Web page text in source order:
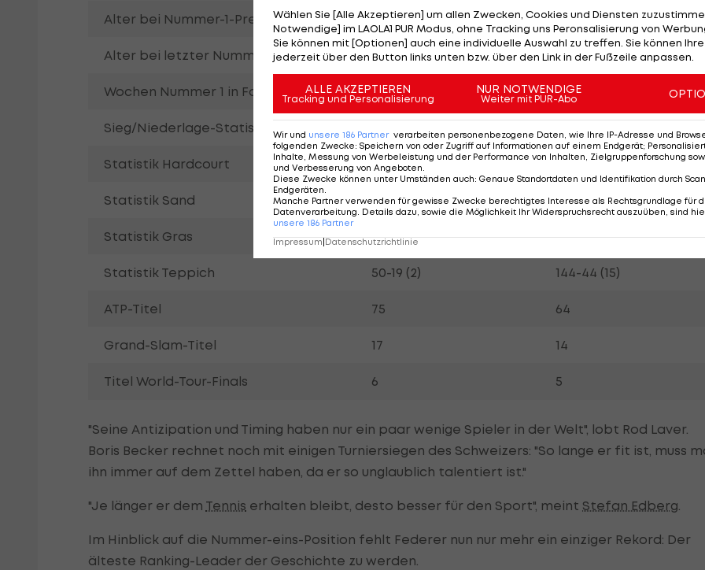
Alter bei Nummer-1-Premiere 22 Jahre, 5 Monate 21 Jahre, 8 Monate
Alter bei letzter Nummer 1 30 Jahre, 11 Monate 29 Jahre, 3 Monate
Wochen Nummer 1 in Folge 237 102
Sieg/Niederlage-Statistik 853-192 (81,6%) 762-222 (77,4%)
Statistik Hardcourt 515-104 (51 Titel) 427-104 (36 Titel)
Statistik Sand 176-53 (10) 90-54 (3)
Statistik Gras 112-16 (12) 101-20 (10)
Statistik Teppich 50-19 (2) 144-44 (15)
ATP-Titel 75 64
Grand-Slam-Titel 17 14
Titel World-Tour-Finals 6 5
"Seine Antizipation und Timing haben nur ein paar wenige Spieler in der Welt", lobt Rod Laver.
Boris Becker rechnet noch mit einigen Turniersiegen des Schweizers: "So lange er fit ist, muss
ihn immer auf dem Zettel haben, da er so unglaublich talentiert ist."
"Je länger er dem Tennis erhalten bleibt, desto besser für den Sport", meint Stefan Edberg.
Im Hinblick auf die Nummer-eins-Position fehlt Federer nun nur mehr ein einziger Rekord: Der
älteste Ranking-Leader der Geschichte zu werden.
Wählen Sie [Alle Akzeptieren] um allen Zwecken, Cookies und Diensten
Notwendige] im LAOLA1 PUR Modus, ohne Tracking uns Peronsalisierung von
Sie können mit [Optionen] auch eine individuelle Auswahl zu treffen. Sie können
jederzeit über den Button links unten bzw. über den Link in der Fußzeile anpassen.
ALLE AKZEPTIEREN
Tracking und Personalisierung
NUR NOTWENDIGE
Weiter mit PUR-Abo
Wir und unsere 186 Partner verarbeiten personenbezogene Daten, wie Ihre IP-Adresse und
folgenden Zwecke: Speichern von oder Zugriff auf Informationen auf einem Endgerät;
Inhalte, Messung von Werbeleistung und der Performance von Inhalten, Zielgruppenforschung
und Verbesserung von Angeboten.
Diese Zwecke können unter Umständen auch: Genaue Standortdaten und Identifikation durch
Endgeräten.
Manche Partner verwenden für gewisse Zwecke berechtigtes Interesse als Rechtsgrundlage für
Datenverarbeitung. Details dazu, sowie die Möglichkeit Ihr Widerspruchsrecht auszuüben, sind
unsere 186 Partner
Impressum Datenschutzrichtlinie